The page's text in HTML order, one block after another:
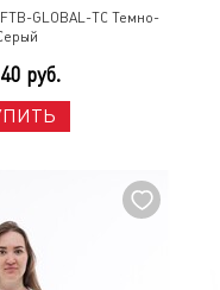
GLOBAL-TC Темно-
руб.